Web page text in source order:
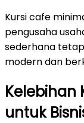
Kursi cafe
pengusaha
sederhana
modern dan
Kelebihan
untuk